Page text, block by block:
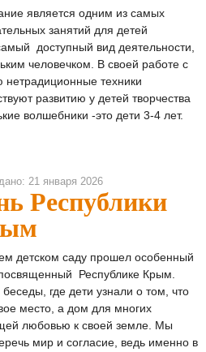
является одним из самых
занятий для детей
доступный вид деятельности,
человечком. В своей работе с
техники
развитию у детей творчества
волшебники -это дети 3-4 лет.
21 января 2026
Республики
детском саду прошел особенный
Республике Крым.
где дети узнали о том, что
место, а дом для многих
любовью к своей земле. Мы
мир и согласие, ведь именно в